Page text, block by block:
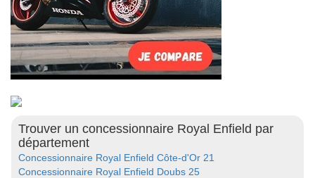
Trouver un concessionnaire Royal Enfield par
département
Concessionnaire Royal Enfield Côte-d'Or 21
Concessionnaire Royal Enfield Doubs 25